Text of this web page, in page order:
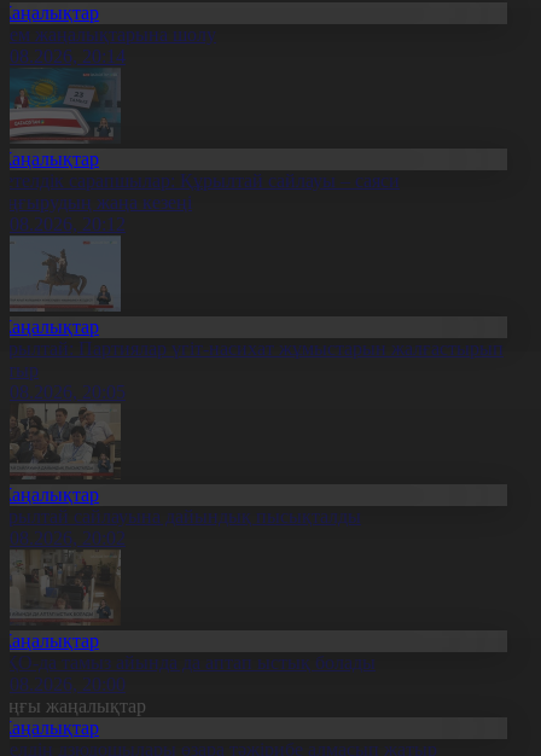
жаңалықтарына шолу
20:14
сарапшылар: Құрылтай сайлауы – саяси
жаңа кезеңі
20:12
Партиялар үгіт-насихат жұмыстарын жалғастырып
20:05
сайлауына дайындық пысықталды
20:02
да тамыз айында да аптап ыстық болады
20:00
жаңалықтар
елдің дзюдошылары өзара тәжірибе алмасып жатыр